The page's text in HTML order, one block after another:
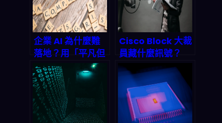
企業 AI 為什麼難
落地？用「平凡但
安全」的治理，才
換來可審計的大規
模部署
Cisco Block 大裁
員藏什麼訊號？
2026 AI裁員潮來
襲，你的飯碗還安
全嗎？